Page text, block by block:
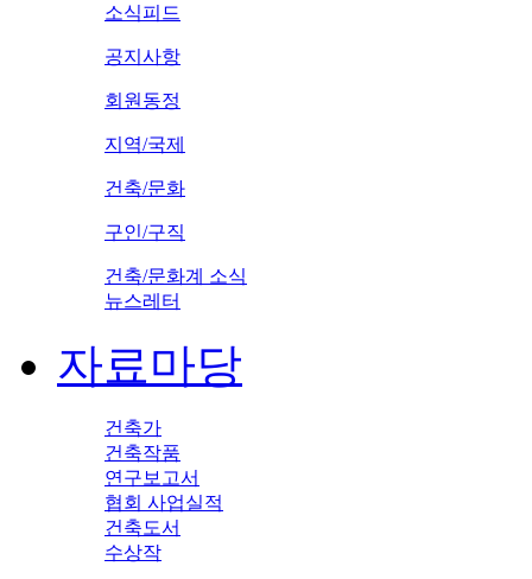
소식피드
공지사항
회원동정
지역/국제
건축/문화
구인/구직
건축/문화계 소식
뉴스레터
자료마당
건축가
건축작품
연구보고서
협회 사업실적
건축도서
수상작